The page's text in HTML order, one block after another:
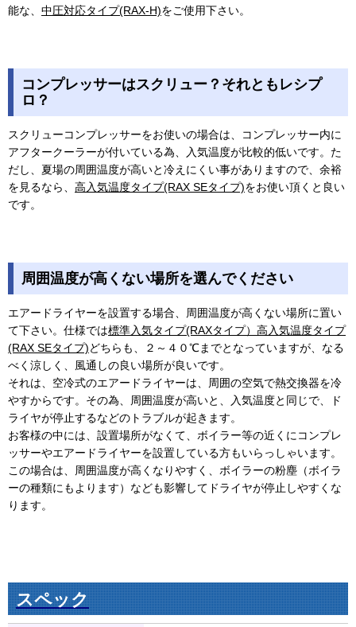
能な、 中圧対応タイプ(RAX-H)をご使用下さい。
コンプレッサーはスクリュー？それともレシプ
ロ？
スクリューコンプレッサーをお使いの場合は、コンプレッサー内に
アフタークーラーが付いている為、入気温度が比較的低いです。た
だし、夏場の周囲温度が高いと冷えにくい事がありますので、余裕
を見るなら、 高入気温度タイプ(RAX SEタイプ)をお使い頂くと良い
です。
周囲温度が高くない場所を選んでください
エアードライヤーを設置する場合、周囲温度が高くない場所に置い
て下さい。仕様では標準入気タイプ(RAXタイプ） 高入気温度タイプ
(RAX SEタイプ)どちらも、２～４０℃までとなっていますが、なる
べく涼しく、風通しの良い場所が良いです。
それは、空冷式のエアードライヤーは、周囲の空気で熱交換器を冷
やすからです。その為、周囲温度が高いと、入気温度と同じで、ド
ライヤが停止するなどのトラブルが起きます。
お客様の中には、設置場所がなくて、ボイラー等の近くにコンプレ
ッサーやエアードライヤーを設置している方もいらっしゃいます。
この場合は、周囲温度が高くなりやすく、ボイラーの粉塵（ボイラ
ーの種類にもよります）なども影響してドライヤが停止しやすくな
ります。
スペック